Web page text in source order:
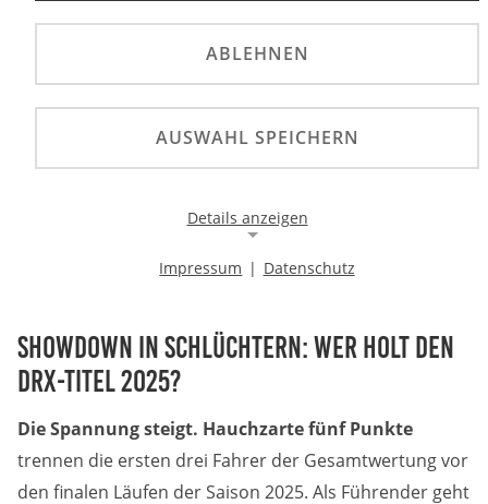
mit den Läufen Acht und Neun. Spätestens am
Sonntag Nachmittag steht fest, wer Deutscher
Rallycross Meister 2025 ist.
Showdown in Schlüchtern: Wer holt den
DRX-Titel 2025?
Die Spannung steigt. Hauchzarte fünf Punkte
trennen die ersten drei Fahrer der Gesamtwertung vor
den finalen Läufen der Saison 2025. Als Führender geht
ABLEHNEN
AUSWAHL SPEICHERN
Details anzeigen
einer Website. Sie helfen dabei, die Website nutzbar zu
machen, indem sie grundlegende Funktionen
ermöglichen. Ohne diese Cookies kann die Website nicht
richtig funktionieren.
Background Image
Name:
Impressum | Datenschutz